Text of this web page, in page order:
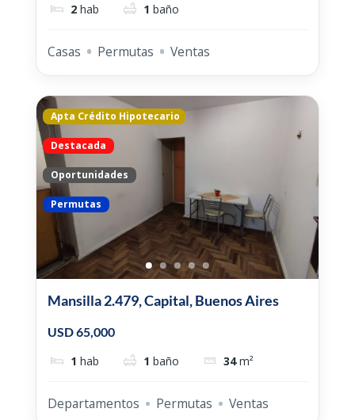
2 hab 1 baño
Casas Permutas Ventas
Apta Crédito Hipotecario
Destacada
Oportunidades
Permutas
Mansilla 2.479, Capital, Buenos Aires
USD 65,000
1 hab 1 baño 34 m²
Departamentos Permutas Ventas